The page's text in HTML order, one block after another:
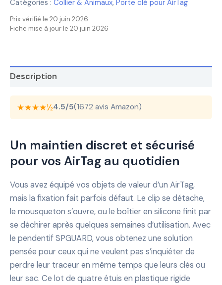
Catégories : Collier & Animaux, Porte clé pour AirTag
Prix vérifié le 20 juin 2026
Fiche mise à jour le 20 juin 2026
Description
★★★★½4.5/5(1672 avis Amazon)
Un maintien discret et sécurisé
pour vos AirTag au quotidien
Vous avez équipé vos objets de valeur d’un AirTag,
mais la fixation fait parfois défaut. Le clip se détache,
le mousqueton s’ouvre, ou le boîtier en silicone finit par
se déchirer après quelques semaines d’utilisation. Avec
le pendentif SPGUARD, vous obtenez une solution
pensée pour ceux qui ne veulent pas s’inquiéter de
perdre leur traceur en même temps que leurs clés ou
leur sac. Ce lot de quatre étuis en plastique rigide